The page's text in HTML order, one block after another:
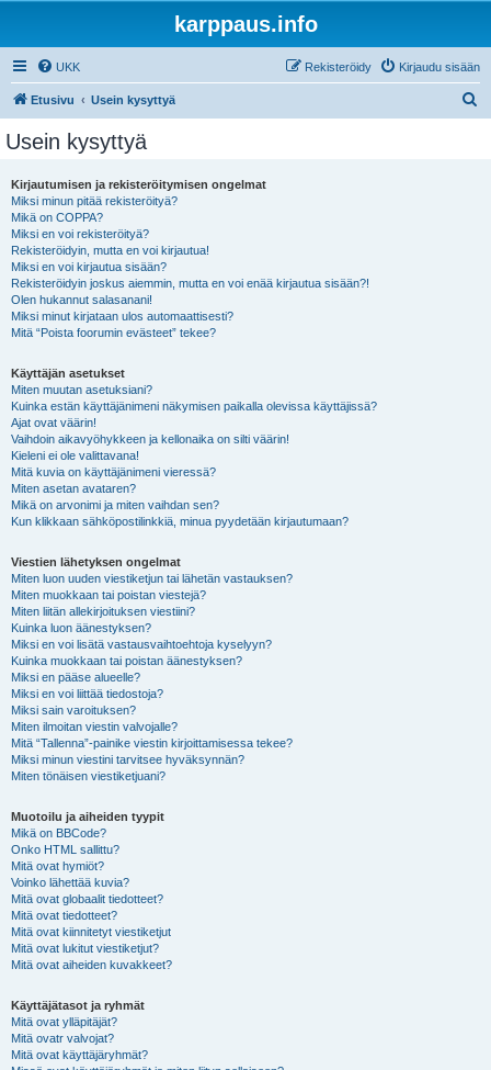
karppaus.info
UKK Kirjaudu sisään
Rekisteröidy
Etusivu Usein kysyttyä
Usein kysyttyä
Kirjautumisen ja rekisteröitymisen ongelmat
Miksi minun pitää rekisteröityä?
Mikä on COPPA?
Miksi en voi rekisteröityä?
Rekisteröidyin, mutta en voi kirjautua!
Miksi en voi kirjautua sisään?
Rekisteröidyin joskus aiemmin, mutta en voi enää kirjautua sisään?!
Olen hukannut salasanani!
Miksi minut kirjataan ulos automaattisesti?
Mitä “Poista foorumin evästeet” tekee?
Käyttäjän asetukset
Miten muutan asetuksiani?
Kuinka estän käyttäjänimeni näkymisen paikalla olevissa käyttäjissä?
Ajat ovat väärin!
Vaihdoin aikavyöhykkeen ja kellonaika on silti väärin!
Kieleni ei ole valittavana!
Mitä kuvia on käyttäjänimeni vieressä?
Miten asetan avataren?
Mikä on arvonimi ja miten vaihdan sen?
Kun klikkaan sähköpostilinkkiä, minua pyydetään kirjautumaan?
Viestien lähetyksen ongelmat
Miten luon uuden viestiketjun tai lähetän vastauksen?
Miten muokkaan tai poistan viestejä?
Miten liitän allekirjoituksen viestiini?
Kuinka luon äänestyksen?
Miksi en voi lisätä vastausvaihtoehtoja kyselyyn?
Kuinka muokkaan tai poistan äänestyksen?
Miksi en pääse alueelle?
Miksi en voi liittää tiedostoja?
Miksi sain varoituksen?
Miten ilmoitan viestin valvojalle?
Mitä “Tallenna”-painike viestin kirjoittamisessa tekee?
Miksi minun viestini tarvitsee hyväksynnän?
Miten tönäisen viestiketjuani?
Muotoilu ja aiheiden tyypit
Mikä on BBCode?
Onko HTML sallittu?
Mitä ovat hymiöt?
Voinko lähettää kuvia?
Mitä ovat globaalit tiedotteet?
Mitä ovat tiedotteet?
Mitä ovat kiinnitetyt viestiketjut
Mitä ovat lukitut viestiketjut?
Mitä ovat aiheiden kuvakkeet?
Käyttäjätasot ja ryhmät
Mitä ovat ylläpitäjät?
Mitä ovatr valvojat?
Mitä ovat käyttäjäryhmät?